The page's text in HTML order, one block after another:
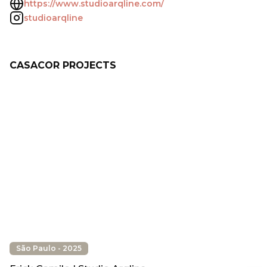
https://www.studioarqline.com/
studioarqline
CASACOR PROJECTS
São Paulo - 2025